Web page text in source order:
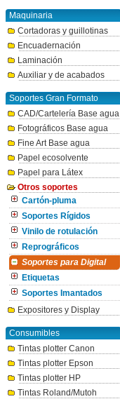
Maquinaria
Cortadoras y guillotinas
Encuadernación
Laminación
Auxiliar y de acabados
Soportes Gran Formato
CAD/Cartelería Base agua
Fotográficos Base agua
Fine Art Base agua
Papel ecosolvente
Papel para Látex
Otros soportes
Cartón-pluma
Soportes Rígidos
Vinilo de rotulación
Reprográficos
Soportes para Digital
Etiquetas
Soportes Imantados
Expositores y Display
Consumibles
Tintas plotter Canon
Tintas plotter Epson
Tintas plotter HP
Tintas Roland/Mutoh